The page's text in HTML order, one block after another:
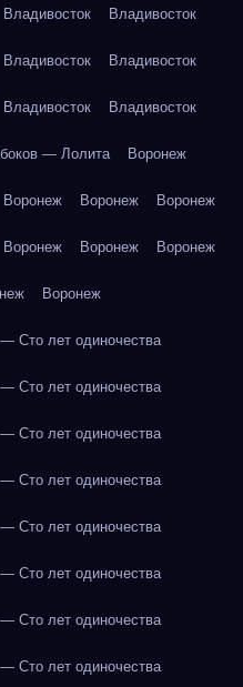
Владивосток Владивосток
Владивосток Владивосток
Владивосток Владивосток
— Лолита Воронеж
Воронеж Воронеж Воронеж
Воронеж Воронеж Воронеж
Воронеж
Сто лет одиночества
Сто лет одиночества
Сто лет одиночества
Сто лет одиночества
Сто лет одиночества
Сто лет одиночества
Сто лет одиночества
Сто лет одиночества